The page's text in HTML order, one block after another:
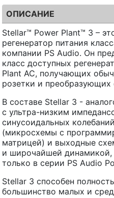
ОПИСАНИЕ
Stellar™ Power Plant™ 3 –
регенератор питания
компании PS Audio. Он
класс доступных
Plant AC, получающих
розетки и преобразующих
В составе Stellar 3 -
с ультра-низким
синусоидальных
(микросхемы с
матрицей) и выходные
и широчайшей
только в серии PS Audio
Stellar 3 способен
большинство малых и